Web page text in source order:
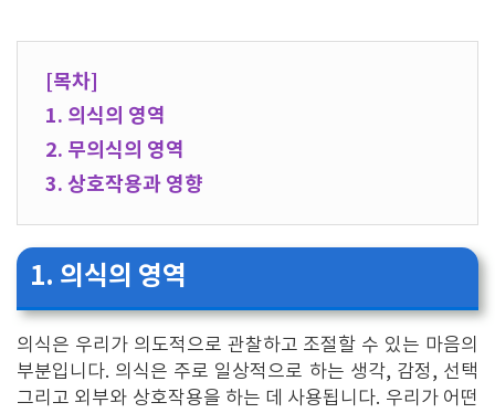
[목차]
1. 의식의 영역
2. 무의식의 영역
3. 상호작용과 영향
1. 의식의 영역
의식은 우리가 의도적으로 관찰하고 조절할 수 있는 마음의
부분입니다. 의식은 주로 일상적으로 하는 생각, 감정, 선택
그리고 외부와 상호작용을 하는 데 사용됩니다. 우리가 어떤